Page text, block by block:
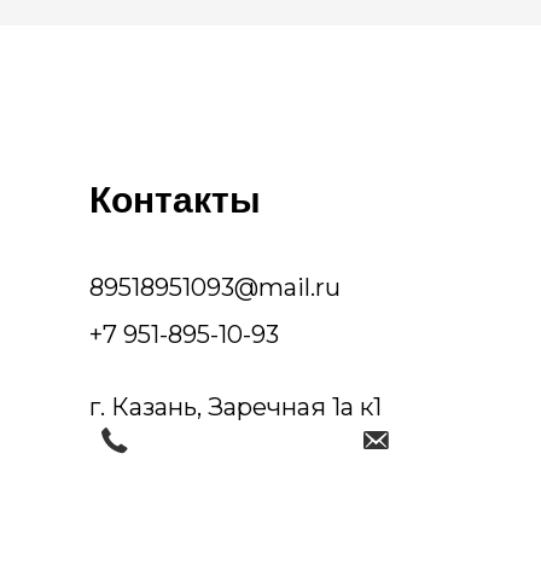
Контакты
+7 951-895-10-93
89518951093@mail.ru
г. Казань, Заречная 1а к1